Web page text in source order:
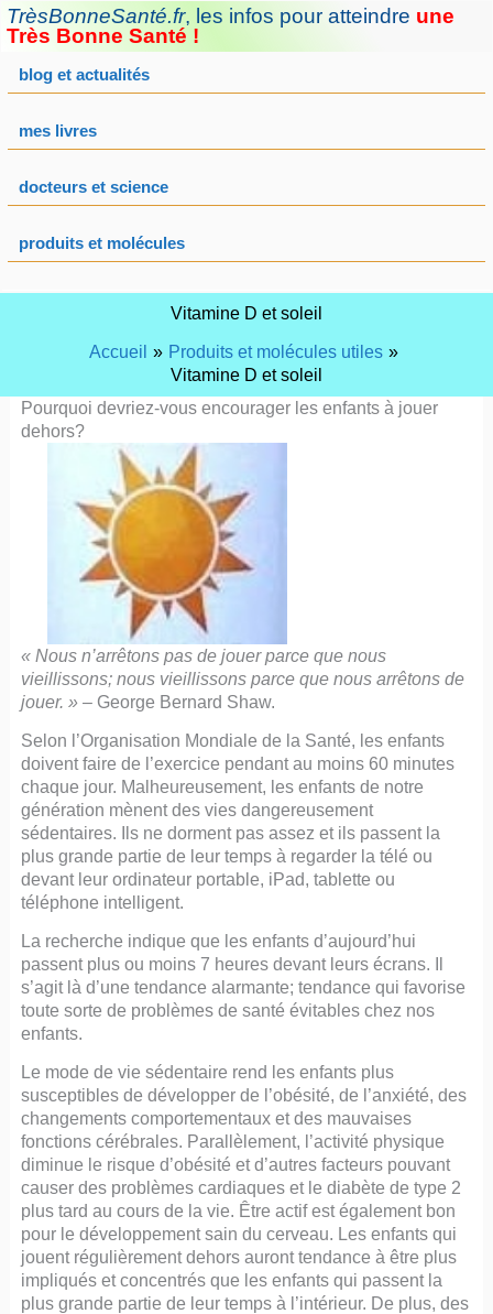
Aller
au
TrèsBonneSanté.fr, les infos pour atteindre une
Très Bonne Santé !
blog et actualités
mes livres
docteurs et science
produits et molécules
Vitamine D et soleil
Accueil
Produits et molécules utiles
Vitamine D et soleil
Pourquoi devriez-vous encourager les enfants à jouer
dehors?
« Nous n’arrêtons pas de jouer parce que nous
vieillissons; nous vieillissons parce que nous arrêtons de
jouer. » – George Bernard Shaw.
Selon l’Organisation Mondiale de la Santé, les enfants
doivent faire de l’exercice pendant au moins 60 minutes
chaque jour. Malheureusement, les enfants de notre
génération mènent des vies dangereusement
sédentaires. Ils ne dorment pas assez et ils passent la
plus grande partie de leur temps à regarder la télé ou
devant leur ordinateur portable, iPad, tablette ou
téléphone intelligent.
La recherche indique que les enfants d’aujourd’hui
passent plus ou moins 7 heures devant leurs écrans. Il
s’agit là d’une tendance alarmante; tendance qui favorise
toute sorte de problèmes de santé évitables chez nos
enfants.
Le mode de vie sédentaire rend les enfants plus
susceptibles de développer de l’obésité, de l’anxiété, des
changements comportementaux et des mauvaises
fonctions cérébrales. Parallèlement, l’activité physique
diminue le risque d’obésité et d’autres facteurs pouvant
causer des problèmes cardiaques et le diabète de type 2
plus tard au cours de la vie. Être actif est également bon
pour le développement sain du cerveau. Les enfants qui
jouent régulièrement dehors auront tendance à être plus
impliqués et concentrés que les enfants qui passent la
plus grande partie de leur temps à l’intérieur. De plus, des